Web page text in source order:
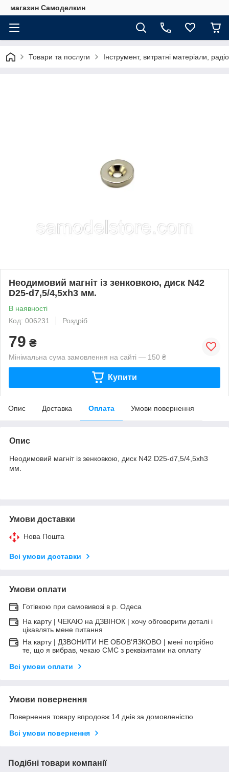
магазин Самоделкин
Товари та послуги Інструмент, витратні матеріали,
Неодимовий магніт із зенковкою, диск N42
D25-d7,5/4,5хh3 мм.
В наявності
Код: 006231
Роздріб
79 ₴
Мінімальна сума замовлення на сайті — 150 ₴
Купити
Опис Доставка Оплата Умови повернення
Опис
Неодимовий магніт із зенковкою, диск N42 D25-d7,5/4,5хh3
мм.
Умови доставки
Нова Пошта
Всі умови доставки
Умови оплати
Готівкою при самовивозі в р. Одеса
На карту | ЧЕКАЮ на ДЗВІНОК | хочу обговорити деталі і
цікавлять мене питання
На карту | ДЗВОНИТИ НЕ ОБОВ'ЯЗКОВО | мені потрібно
те, що я вибрав, чекаю СМС з реквізитами на оплату
Всі умови оплати
Умови повернення
Повернення товару впродовж 14 днів за домовленістю
Всі умови повернення
Подібні товари компанії